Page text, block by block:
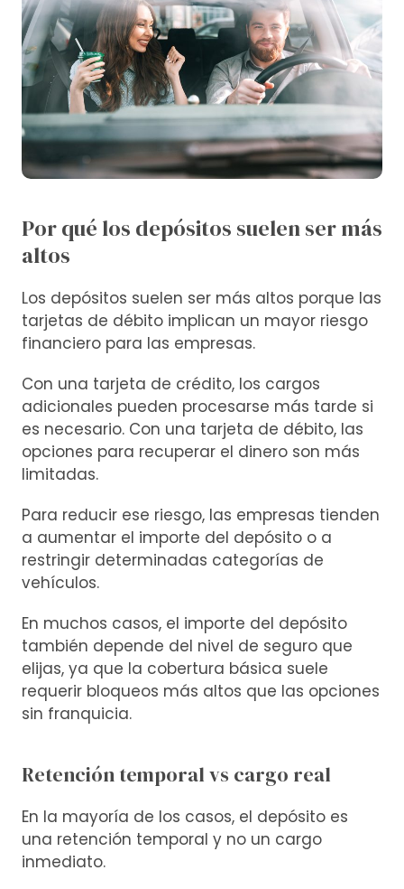
Por qué los depósitos suelen ser más
altos
Los depósitos suelen ser más altos porque las
tarjetas de débito implican un mayor riesgo
financiero para las empresas.
Con una tarjeta de crédito, los cargos
adicionales pueden procesarse más tarde si
es necesario. Con una tarjeta de débito, las
opciones para recuperar el dinero son más
limitadas.
Para reducir ese riesgo, las empresas tienden
a aumentar el importe del depósito o a
restringir determinadas categorías de
vehículos.
En muchos casos, el importe del depósito
también depende del nivel de seguro que
elijas, ya que la cobertura básica suele
requerir bloqueos más altos que las opciones
sin franquicia.
Retención temporal vs cargo real
En la mayoría de los casos, el depósito es
una retención temporal y no un cargo
inmediato.